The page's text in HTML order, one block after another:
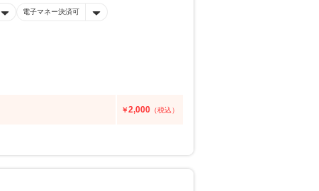
電子マネー決済可
￥2,000 （税込）